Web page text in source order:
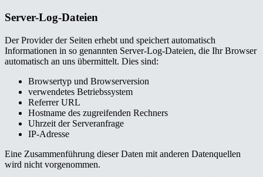
Server-Log-Dateien
Der Provider der Seiten erhebt und speichert automatisch
Informationen in so genannten Server-Log-Dateien, die Ihr Browser
automatisch an uns übermittelt. Dies sind:
Browsertyp und Browserversion
verwendetes Betriebssystem
Referrer URL
Hostname des zugreifenden Rechners
Uhrzeit der Serveranfrage
IP-Adresse
Eine Zusammenführung dieser Daten mit anderen Datenquellen
wird nicht vorgenommen.